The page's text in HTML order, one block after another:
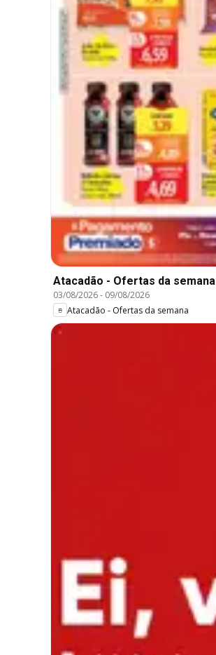
Atacadão - Ofertas da semana
03/08/2026- 09/08/2026
Atacadão - Ofertas da semana